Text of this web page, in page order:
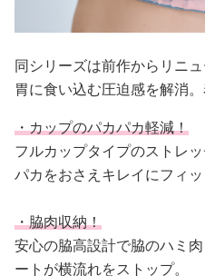
同シリーズは前作からリニ
胃に食い込む圧迫感を解消
・カップのパカパカ軽減！
フルカップタイプのストレ
パカをおさえキレイにフィッ
・脇肉収納！
安心の脇高設計で脇のハミ
ートが横流れをストップ。